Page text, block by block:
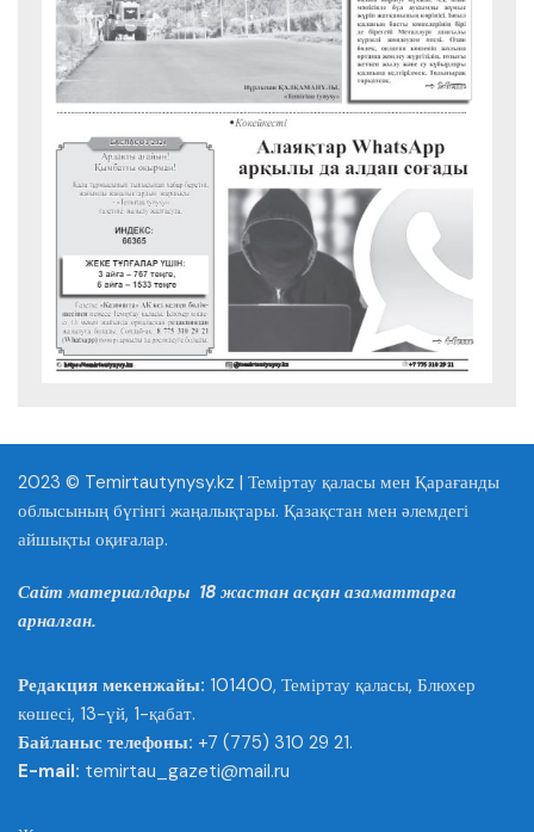
2023 © Temirtautynysy.kz | Теміртау қаласы мен Қарағанды
облысының бүгінгі жаңалықтары. Қазақстан мен әлемдегі
айшықты оқиғалар.
Сайт материалдары 18 жастан асқан азаматтарға
арналған.
Редакция мекенжайы: 101400, Теміртау қаласы, Блюхер
көшесі, 13-үй, 1-қабат.
Байланыс телефоны: +7 (775) 310 29 21.
E-mail: temirtau_gazeti@mail.ru